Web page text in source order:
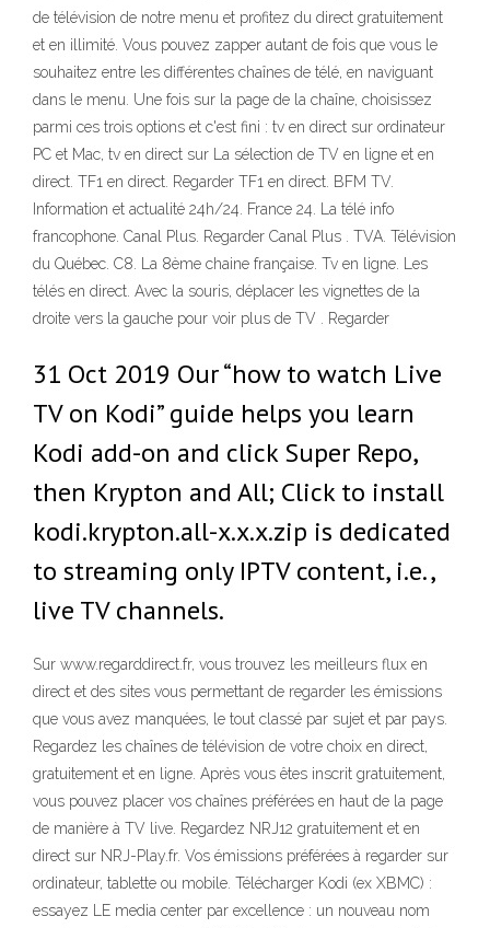
de télévision de notre menu et profitez du direct gratuitement
et en illimité. Vous pouvez zapper autant de fois que vous le
souhaitez entre les différentes chaînes de télé, en naviguant
dans le menu. Une fois sur la page de la chaîne, choisissez
parmi ces trois options et c'est fini : tv en direct sur ordinateur
PC et Mac, tv en direct sur La sélection de TV en ligne et en
direct. TF1 en direct. Regarder TF1 en direct. BFM TV.
Information et actualité 24h/24. France 24. La télé info
francophone. Canal Plus. Regarder Canal Plus . TVA. Télévision
du Québec. C8. La 8ème chaine française. Tv en ligne. Les
télés en direct. Avec la souris, déplacer les vignettes de la
droite vers la gauche pour voir plus de TV . Regarder
31 Oct 2019 Our “how to watch Live
TV on Kodi” guide helps you learn
Kodi add-on and click Super Repo,
then Krypton and All; Click to install
kodi.krypton.all-x.x.x.zip is dedicated
to streaming only IPTV content, i.e.,
live TV channels.
Sur www.regarddirect.fr, vous trouvez les meilleurs flux en
direct et des sites vous permettant de regarder les émissions
que vous avez manquées, le tout classé par sujet et par pays.
Regardez les chaînes de télévision de votre choix en direct,
gratuitement et en ligne. Après vous êtes inscrit gratuitement,
vous pouvez placer vos chaînes préférées en haut de la page
de manière à TV live. Regardez NRJ12 gratuitement et en
direct sur NRJ-Play.fr. Vos émissions préférées à regarder sur
ordinateur, tablette ou mobile. Télécharger Kodi (ex XBMC) :
essayez LE media center par excellence : un nouveau nom